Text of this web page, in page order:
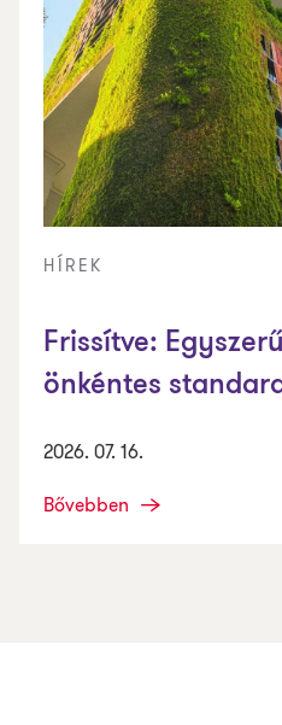
HÍREK
Frissítve:
önkéntes
2026. 07. 16.
Bővebben